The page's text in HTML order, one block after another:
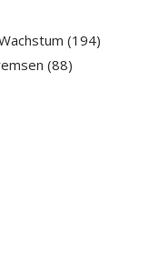
(194)
(88)